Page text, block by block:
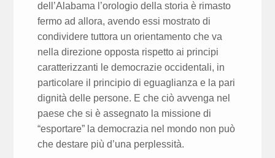
dell’Alabama l’orologio della storia è rimasto
fermo ad allora, avendo essi mostrato di
condividere tuttora un orientamento che va
nella direzione opposta rispetto ai principi
caratterizzanti le democrazie occidentali, in
particolare il principio di eguaglianza e la pari
dignità delle persone. E che ciò avvenga nel
paese che si è assegnato la missione di
“esportare” la democrazia nel mondo non può
che destare più d’una perplessità.